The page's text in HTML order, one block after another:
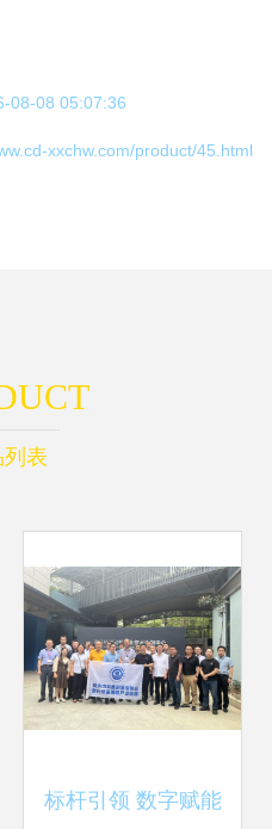
08-08 05:07:36
xxchw.com/product/45.html
列表
标杆引领 数字赋能